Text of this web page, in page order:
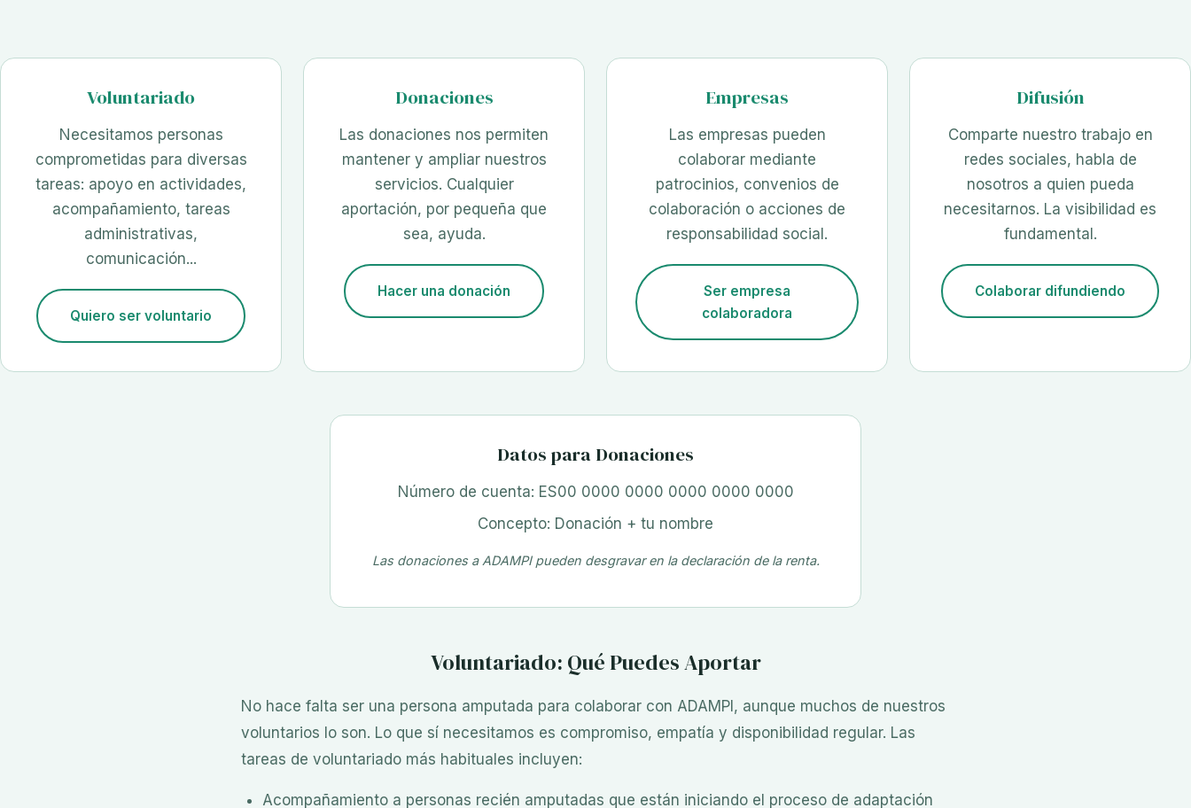
Voluntariado
Necesitamos personas
comprometidas para diversas
tareas: apoyo en actividades,
acompañamiento, tareas
administrativas,
comunicación...
Quiero ser voluntario
Donaciones
Las donaciones nos permiten
mantener y ampliar nuestros
servicios. Cualquier
aportación, por pequeña que
sea, ayuda.
Hacer una donación
Empresas
Las empresas pueden
colaborar mediante
patrocinios, convenios de
colaboración o acciones de
responsabilidad social.
Ser empresa
colaboradora
Difusión
Comparte nuestro trabajo en
redes sociales, habla de
nosotros a quien pueda
necesitarnos. La visibilidad es
fundamental.
Colaborar difundiendo
Datos para Donaciones
Número de cuenta: ES00 0000 0000 0000 0000 0000
Concepto: Donación + tu nombre
Las donaciones a ADAMPI pueden desgravar en la declaración de la renta.
Voluntariado: Qué Puedes Aportar
No hace falta ser una persona amputada para colaborar con ADAMPI, aunque muchos de nuestros
voluntarios lo son. Lo que sí necesitamos es compromiso, empatía y disponibilidad regular. Las
tareas de voluntariado más habituales incluyen:
Acompañamiento a personas recién amputadas que están iniciando el proceso de adaptación